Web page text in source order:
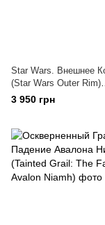
Star Wars. Внешнее
(Star Wars Outer Rim)
(украинский язык)
3 950 грн